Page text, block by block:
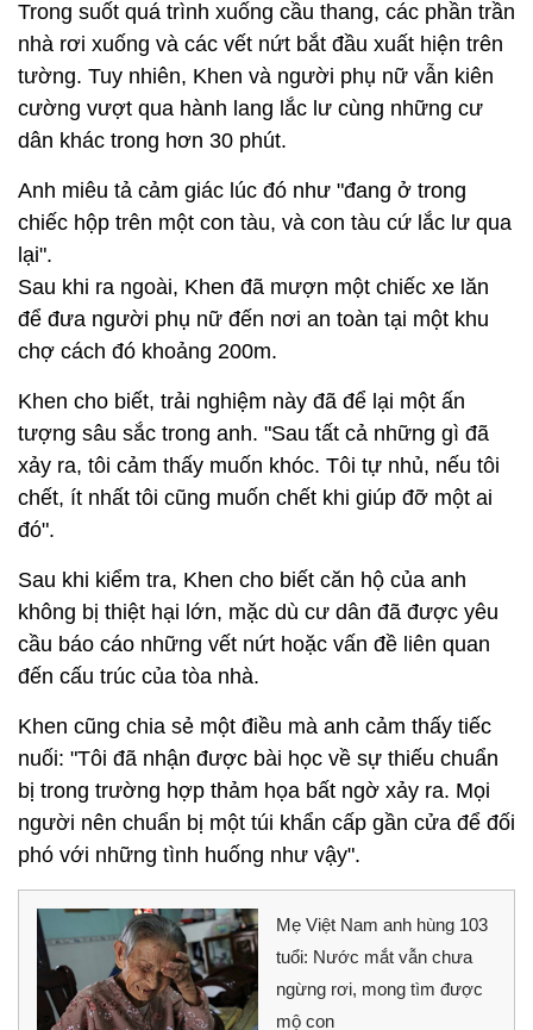
Trong suốt quá trình xuống cầu thang, các phần trần
nhà rơi xuống và các vết nứt bắt đầu xuất hiện trên
tường. Tuy nhiên, Khen và người phụ nữ vẫn kiên
cường vượt qua hành lang lắc lư cùng những cư
dân khác trong hơn 30 phút.
Anh miêu tả cảm giác lúc đó như "đang ở trong
chiếc hộp trên một con tàu, và con tàu cứ lắc lư qua
lại".
Sau khi ra ngoài, Khen đã mượn một chiếc xe lăn
để đưa người phụ nữ đến nơi an toàn tại một khu
chợ cách đó khoảng 200m.
Khen cho biết, trải nghiệm này đã để lại một ấn
tượng sâu sắc trong anh. "Sau tất cả những gì đã
xảy ra, tôi cảm thấy muốn khóc. Tôi tự nhủ, nếu tôi
chết, ít nhất tôi cũng muốn chết khi giúp đỡ một ai
đó".
Sau khi kiểm tra, Khen cho biết căn hộ của anh
không bị thiệt hại lớn, mặc dù cư dân đã được yêu
cầu báo cáo những vết nứt hoặc vấn đề liên quan
đến cấu trúc của tòa nhà.
Khen cũng chia sẻ một điều mà anh cảm thấy tiếc
nuối: "Tôi đã nhận được bài học về sự thiếu chuẩn
bị trong trường hợp thảm họa bất ngờ xảy ra. Mọi
người nên chuẩn bị một túi khẩn cấp gần cửa để đối
phó với những tình huống như vậy".
Mẹ Việt Nam anh hùng 103
tuổi: Nước mắt vẫn chưa
ngừng rơi, mong tìm được
mộ con